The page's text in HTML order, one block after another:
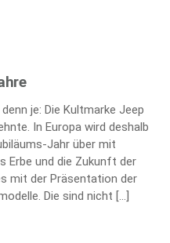
je: Die Kultmarke Jeep
In Europa wird deshalb
Jahr über mit
Erbe und die Zukunft der
mit der Präsentation der
Die sind nicht […]